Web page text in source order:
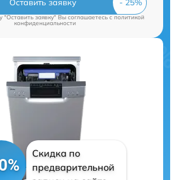
Оставить заявку
"Оставить заявку" Вы соглашаетесь cполитикой
конфиденциальности
Скидка по
предварительной